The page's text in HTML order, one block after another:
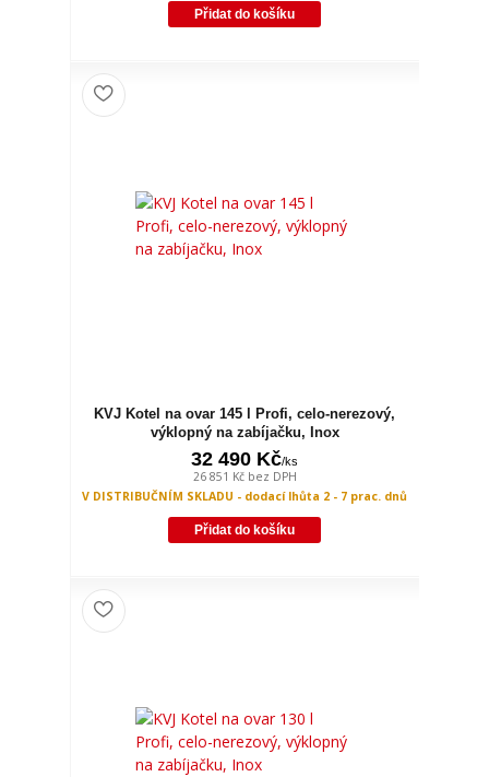
Přidat do košíku
KVJ Kotel na ovar 145 l Profi, celo-nerezový,
výklopný na zabíjačku, Inox
32 490 Kč/ks
26 851 Kč bez DPH
V DISTRIBUČNÍM SKLADU - dodací lhůta 2 - 7 prac. dnů
Přidat do košíku